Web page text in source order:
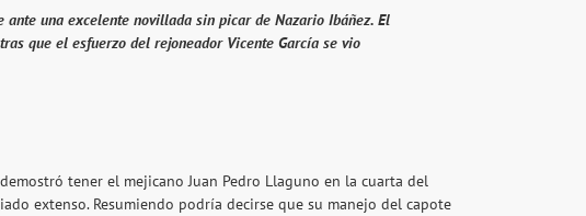
una excelente novillada sin picar de Nazario Ibáñez. El
que el esfuerzo del rejoneador Vicente García se vio
tener el mejicano Juan Pedro Llaguno en la cuarta del
extenso. Resumiendo podría decirse que su manejo del capote